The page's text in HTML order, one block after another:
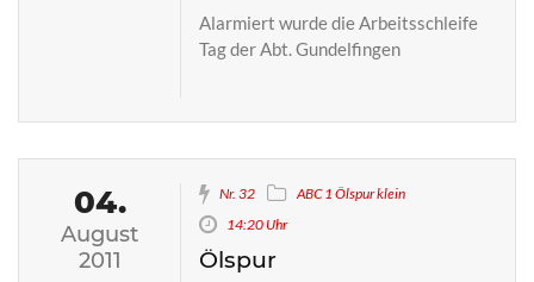
Alarmiert wurde die Arbeitsschleife
Tag der Abt. Gundelfingen
04.
August
2011
Nr. 32
ABC 1 Ölspur klein
14:20 Uhr
Ölspur